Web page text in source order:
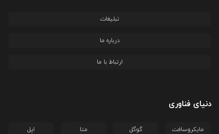
تبلیغات
درباره ما
ارتباط با ما
دنیای فناوری
مایکروسافت گوگل متا اپل